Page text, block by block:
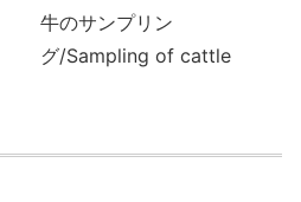
牛のサンプリン
グ/Sampling of cattle